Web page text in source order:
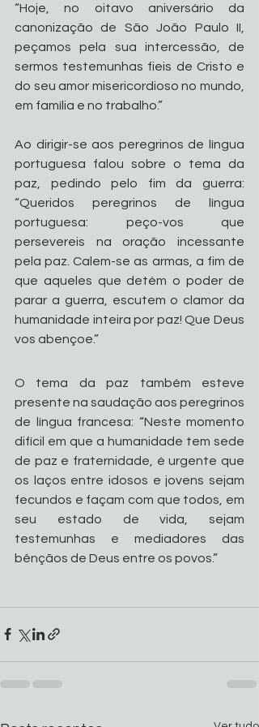
“Hoje, no oitavo aniversário da
canonização de São João Paulo II,
peçamos pela sua intercessão, de
sermos testemunhas fieis de Cristo e
do seu amor misericordioso no mundo,
em família e no trabalho.”
Ao dirigir-se aos peregrinos de língua
portuguesa falou sobre o tema da
paz, pedindo pelo fim da guerra:
“Queridos peregrinos de língua
portuguesa: peço-vos que
persevereis na oração incessante
pela paz. Calem-se as armas, a fim de
que aqueles que detém o poder de
parar a guerra, escutem o clamor da
humanidade inteira por paz! Que Deus
vos abençoe.”
O tema da paz também esteve
presente na saudação aos peregrinos
de língua francesa: “Neste momento
difícil em que a humanidade tem sede
de paz e fraternidade, é urgente que
os laços entre idosos e jovens sejam
fecundos e façam com que todos, em
seu estado de vida, sejam
testemunhas e mediadores das
bênçãos de Deus entre os povos.”